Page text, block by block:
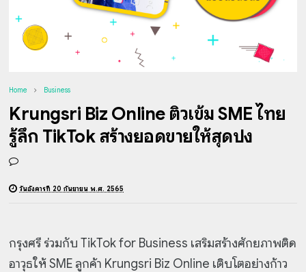
Home Business
Krungsri Biz Online ติวเข้ม SME ไทย
รู้ลึก TikTok สร้างยอดขายให้สุดปัง
วันอังคารที่ 20 กันยายน พ.ศ. 2565
กรุงศรี ร่วมกับ TikTok for Business เสริมสร้างศักยภาพติด
อาวุธให้ SME ลูกค้า Krungsri Biz Online เติบโตอย่างก้าว